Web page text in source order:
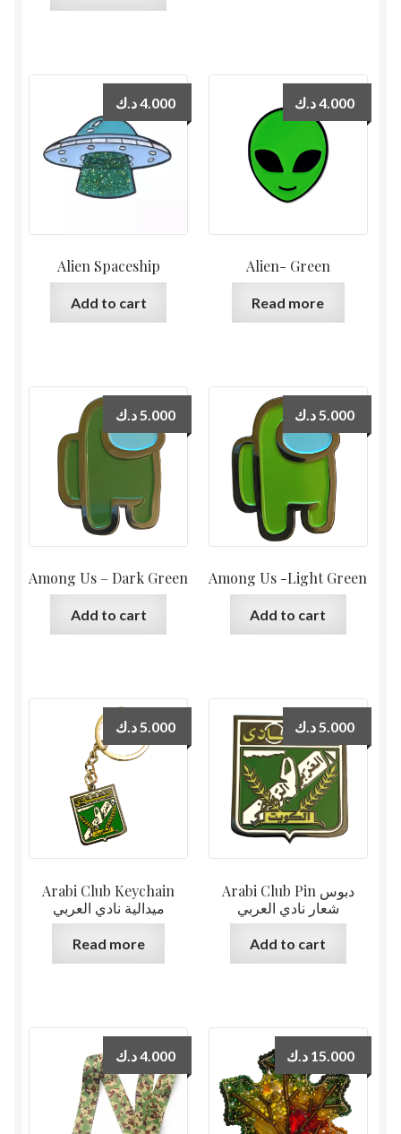
Alien Spaceship
4.000د.ك
Add to cart
Alien- Green
4.000د.ك
Read more
Among Us – Dark Green
5.000 د.ك
Add to cart
Among Us -Light Green
5.000 د.ك
Add to cart
Arabi Club Keychain
ميدالية نادي العربي
5.000 د.ك
Read more
Arabi Club Pin دبوس
شعار نادي العربي
5.000 د.ك
Add to cart
4.000د.ك 15.000 د.ك